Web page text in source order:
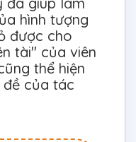
hình tượng
được cho
tài" của viên
thể hiện
của tác